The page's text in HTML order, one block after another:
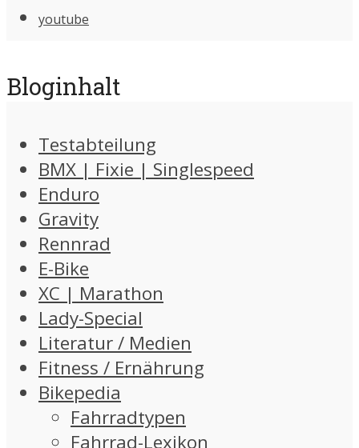
youtube
Bloginhalt
Testabteilung
BMX | Fixie | Singlespeed
Enduro
Gravity
Rennrad
E-Bike
XC | Marathon
Lady-Special
Literatur / Medien
Fitness / Ernährung
Bikepedia
Fahrradtypen
Fahrrad-Lexikon